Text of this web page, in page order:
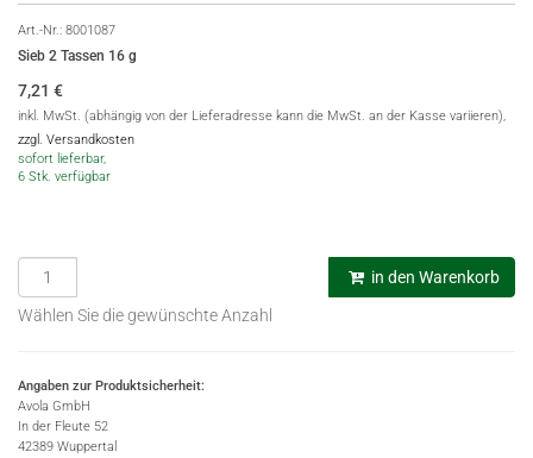
Art.-Nr.: 8001087
Sieb 2 Tassen 16 g
7,21 €
inkl. MwSt. (abhängig von der Lieferadresse kann die MwSt. an der Kasse variieren),
zzgl. Versandkosten
sofort lieferbar,
6 Stk. verfügbar
in den Warenkorb
Wählen Sie die gewünschte Anzahl
Angaben zur Produktsicherheit:
Avola GmbH
In der Fleute 52
42389 Wuppertal